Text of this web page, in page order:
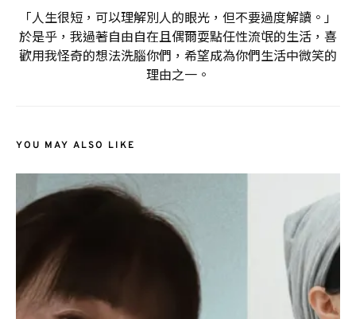
「人生很短，可以理解別人的眼光，但不要過度解讀。」
於是乎，我過著自由自在且偶爾耍點任性流氓的生活，喜
歡用我怪奇的想法洗腦你們，希望成為你們生活中微笑的
理由之一。
YOU MAY ALSO LIKE